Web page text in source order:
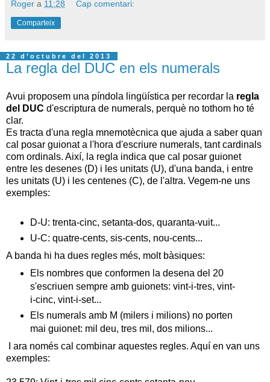
Roger a 11:28 Cap comentari:
Comparteix
22 d’octubre del 2013
La regla del DUC en els numerals
Avui proposem una píndola lingüística per recordar la regla
del DUC d'escriptura de numerals, perquè no tothom ho té
clar.
Es tracta d'una regla mnemotècnica que ajuda a saber quan
cal posar guionat a l'hora d'escriure numerals, tant cardinals
com ordinals. Així, la regla indica que cal posar guionet
entre les desenes (D) i les unitats (U), d'una banda, i entre
les unitats (U) i les centenes (C), de l'altra. Vegem-ne uns
exemples:
D-U: trenta-cinc, setanta-dos, quaranta-vuit...
U-C: quatre-cents, sis-cents, nou-cents...
A banda hi ha dues regles més, molt bàsiques:
Els nombres que conformen la desena del 20
s'escriuen sempre amb guionets: vint-i-tres, vint-
i-cinc, vint-i-set...
Els numerals amb M (milers i milions) no porten
mai guionet: mil deu, tres mil, dos milions...
I ara només cal combinar aquestes regles. Aquí en van uns
exemples: